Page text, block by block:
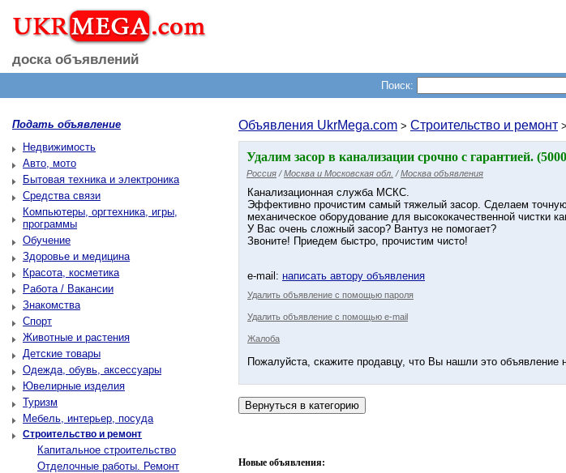
доска объявлений
Поиск:
Подать объявление
Недвижимость
Авто, мото
Бытовая техника и электроника
Средства связи
Компьютеры, оргтехника, игры,
программы
Обучение
Здоровье и медицина
Красота, косметика
Работа / Вакансии
Знакомства
Спорт
Животные и растения
Детские товары
Одежда, обувь, аксессуары
Ювелирные изделия
Туризм
Мебель, интерьер, посуда
Строительство и ремонт
Капитальное строительство
Отделочные работы. Ремонт
Объявления UkrMega.com > Строительство и ремонт >
Удалим засор в канализации срочно с гарантией.
Россия /Москва и Московская обл. /Москва объявления
Канализационная служба МСКС.
Эффективно прочистим самый тяжелый засор. Сделаем
механическое оборудование для высококачественной чистки
У Вас очень сложный засор? Вантуз не помогает?
Звоните! Приедем быстро, прочистим чисто!
e-mail: написать автору объявления
Удалить объявление с помощью пароля
Удалить объявление с помощью e-mail
Жалоба
Пожалуйста, скажите продавцу, что Вы нашли это объявление
Новые объявления: